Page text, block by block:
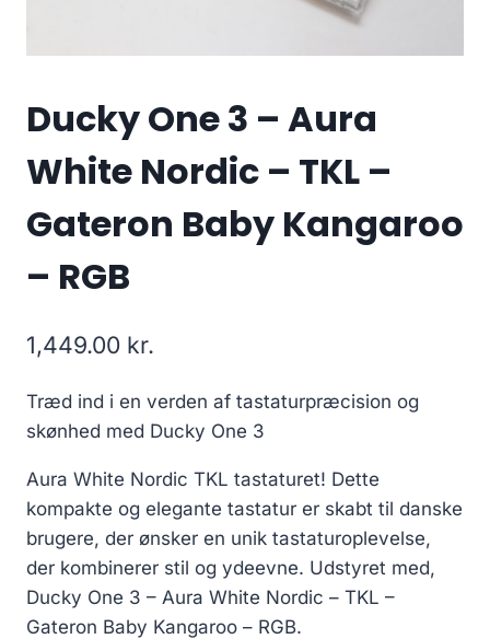
Ducky One 3 – Aura
White Nordic – TKL –
Gateron Baby Kangaroo
– RGB
1,449.00 kr.
Træd ind i en verden af tastaturpræcision og
skønhed med Ducky One 3
Aura White Nordic TKL tastaturet! Dette
kompakte og elegante tastatur er skabt til danske
brugere, der ønsker en unik tastaturoplevelse,
der kombinerer stil og ydeevne. Udstyret med,
Ducky One 3 – Aura White Nordic – TKL –
Gateron Baby Kangaroo – RGB.